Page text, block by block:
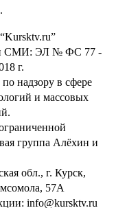
СМИ: ЭЛ № ФС 77 -
г.
надзору в сфере
и массовых
группа Алёхин и
обл., г. Курск,
57А
info@kursktv.ru